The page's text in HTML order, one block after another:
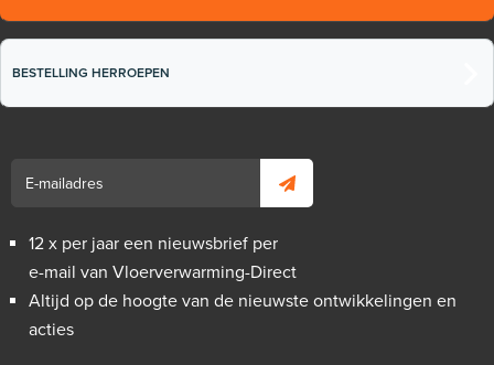
BESTELLING HERROEPEN
12 x per jaar een nieuwsbrief per
e-mail van Vloerverwarming-Direct
Altijd op de hoogte van de nieuwste ontwikkelingen en
acties